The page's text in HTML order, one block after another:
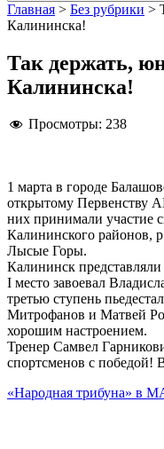
Главная > Без рубрики >
Калининска!
Так держать,
Калининска!
Просмотры: 238
1 марта в городе
открытому Первенству
них принимали участие
Калининского районов,
Лысые Горы.
Калининск
I место завоевал
третью ступень
Митрофанов и Матвей
хорошим настроением.
Тренер Самвел
спортсменов с
«Народная трибуна» в